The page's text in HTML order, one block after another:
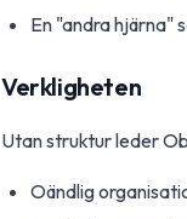
En "andra hjärna"
Verkligheten
Utan struktur leder
Oändlig